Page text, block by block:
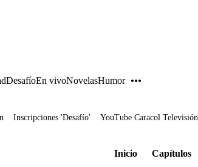
DesafíoEn vivoNovelasHumor
Inscripciones 'Desafío' YouTube Caracol Televisión
Inicio Capítulos